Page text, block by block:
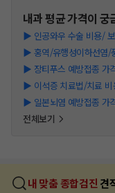
내과평균 가격이 궁
▶ 인공와우 수술 비용/
▶ 홍역/유행성이하선염/
▶ 장티푸스 예방접종 가
▶ 이석증 치료법/치료 비
▶ 일본뇌염 예방접종 가
전체보기
내 맞춤 종합검진 견